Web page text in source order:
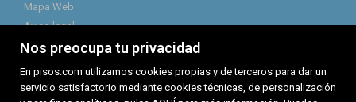
Nos preocupa tu privacidad
En pisos.com utilizamos cookies propias y de terceros para dar un
servicio satisfactorio mediante cookies técnicas, de personalización
Mapa Web
Aviso legal
Favoritos